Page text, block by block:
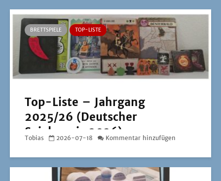
BRETTSPIELE TOP-LISTE
Top-Liste – Jahrgang
2025/26 (Deutscher
Spielepreis 2026)
Tobias 2026-07-18 Kommentar hinzufügen